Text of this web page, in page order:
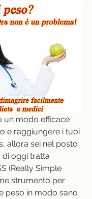
un modo efficace
e raggiungere i tuoi
allora sei nel posto
di oggi tratta
(Really Simple
strumento per
peso in modo sano